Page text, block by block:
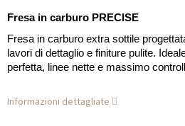
Fresa in carburo PRECISE
Fresa in carburo extra sottile
lavori di dettaglio e finiture pulite.
perfetta, linee nette e massimo
Informazioni dettagliate